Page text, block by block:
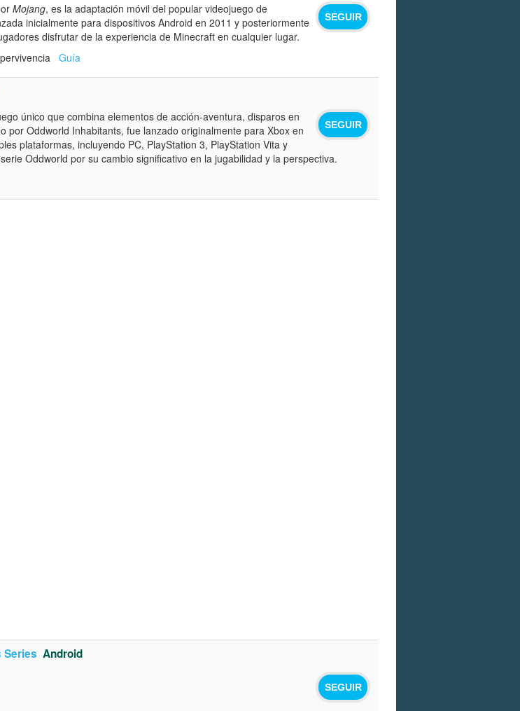
SEGUIR
Mojang, es la adaptación móvil del popular videojuego de
inicialmente para dispositivos Android en 2011 y posteriormente
disfrutar de la experiencia de Minecraft en cualquier lugar.
Guía
SEGUIR
único que combina elementos de acción-aventura, disparos en
por Oddworld Inhabitants, fue lanzado originalmente para Xbox en
plataformas, incluyendo PC, PlayStation 3, PlayStation Vita y
Oddworld por su cambio significativo en la jugabilidad y la perspectiva.
Series Android
SEGUIR